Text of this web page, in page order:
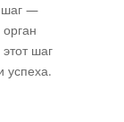
шаг —
шаг
успеха.